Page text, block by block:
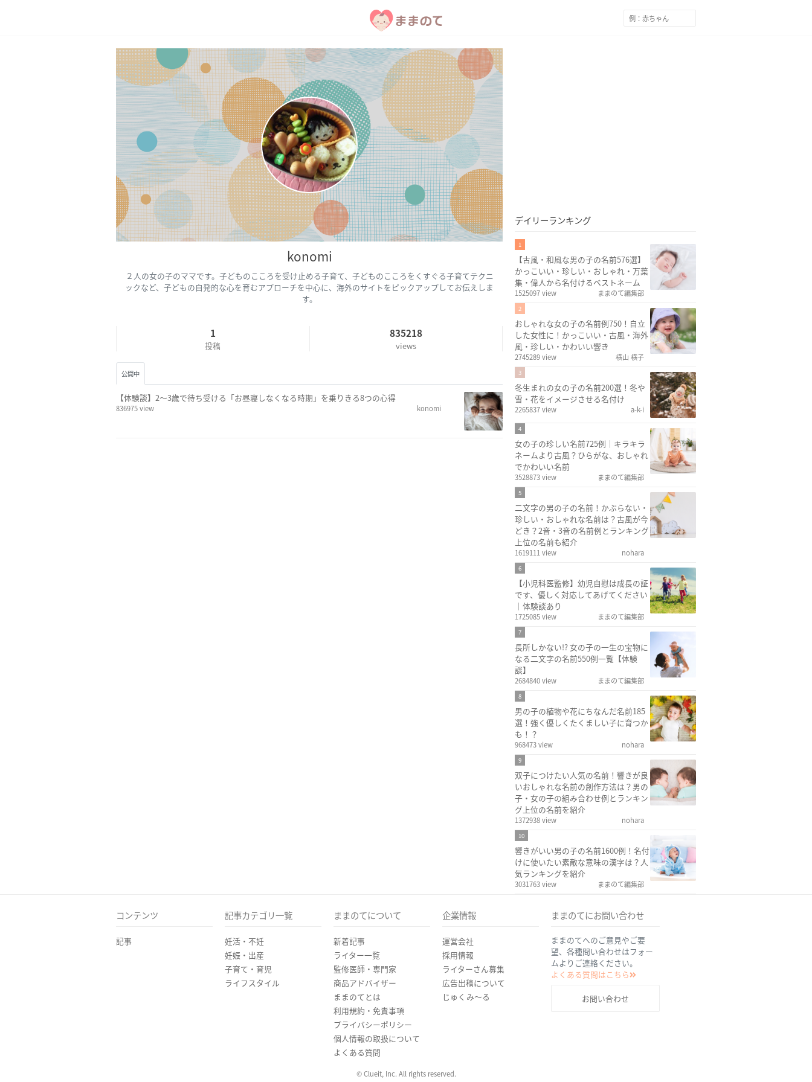
konomi
２人の女の子のママです。子どものこころを受け止める子育て、子どものこころをくすぐる子育てテクニ
ックなど、子どもの自発的な心を育むアプローチを中心に、海外のサイトをピックアップしてお伝えしま
す。
1
投稿
835218
views
公開中
【体験談】2～3歳で待ち受ける「お昼寝しなくなる時期」を乗りきる8つの心得
836975 view konomi
デイリーランキング
1
【古風・和風な男の子の名前576選】
かっこいい・珍しい・おしゃれ・万葉
集・偉人から名付けるベストネーム
1525097 view ままのて編集部
2
おしゃれな女の子の名前例750！自立
した女性に！かっこいい・古風・海外
風・珍しい・かわいい響き
2745289 view 横山 横子
3
冬生まれの女の子の名前200選！冬や
雪・花をイメージさせる名付け
2265837 view a-k-i
4
女の子の珍しい名前725例｜キラキラ
ネームより古風？ひらがな、おしゃれ
でかわいい名前
3528873 view ままのて編集部
5
二文字の男の子の名前！かぶらない・
珍しい・おしゃれな名前は？古風が今
どき？2音・3音の名前例とランキング
上位の名前も紹介
1619111 view nohara
6
【小児科医監修】幼児自慰は成長の証
です、優しく対応してあげてください
｜体験談あり
1725085 view ままのて編集部
7
長所しかない!? 女の子の一生の宝物に
なる二文字の名前550例一覧【体験
談】
2684840 view ままのて編集部
8
男の子の植物や花にちなんだ名前185
選！強く優しくたくましい子に育つか
も！？
968473 view nohara
9
双子につけたい人気の名前！響きが良
いおしゃれな名前の創作方法は？男の
子・女の子の組み合わせ例とランキン
グ上位の名前を紹介
1372938 view nohara
10
響きがいい男の子の名前1600例！名付
けに使いたい素敵な意味の漢字は？人
気ランキングを紹介
3031763 view ままのて編集部
コンテンツ
記事
記事カテゴリ一覧
妊活・不妊
妊娠・出産
子育て・育児
ライフスタイル
ままのてについて
新着記事
ライター一覧
監修医師・専門家
商品アドバイザー
ままのてとは
利用規約・免責事項
プライバシーポリシー
個人情報の取扱について
よくある質問
企業情報
運営会社
採用情報
ライターさん募集
広告出稿について
じゅくみ〜る
ままのてにお問い合わせ
ままのてへのご意見やご要
望、各種問い合わせはフォー
ムよりご連絡ください。
よくある質問はこちら
お問い合わせ
© Clueit, Inc. All rights reserved.